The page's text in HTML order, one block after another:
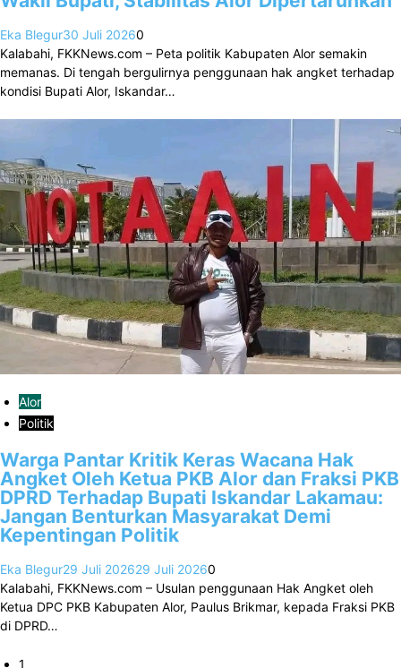
Eka Blegur30 Juli 20260
Kalabahi, FKKNews.com – Peta politik Kabupaten Alor semakin
memanas. Di tengah bergulirnya penggunaan hak angket terhadap
kondisi Bupati Alor, Iskandar…
Alor
Politik
Warga Pantar Kritik Keras Wacana Hak
Angket Oleh Ketua PKB Alor dan Fraksi PKB
DPRD Terhadap Bupati Iskandar Lakamau:
Jangan Benturkan Masyarakat Demi
Kepentingan Politik
Eka Blegur29 Juli 202629 Juli 20260
Kalabahi, FKKNews.com – Usulan penggunaan Hak Angket oleh
Ketua DPC PKB Kabupaten Alor, Paulus Brikmar, kepada Fraksi PKB
di DPRD…
1